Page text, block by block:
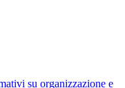
su organizzazione e